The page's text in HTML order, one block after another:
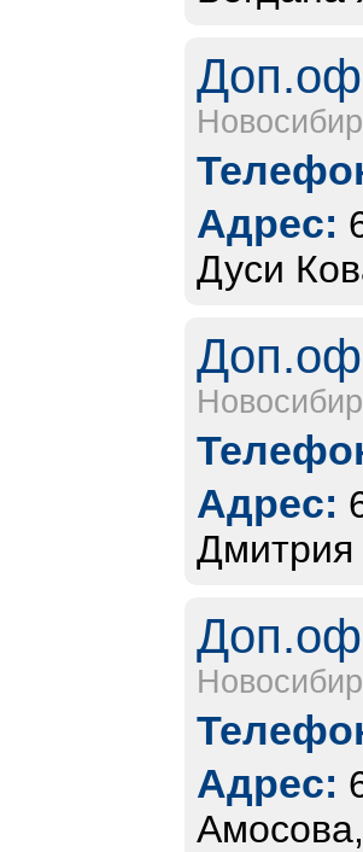
Адрес:
Дуси
Адрес:
Дмитрия
Адрес: